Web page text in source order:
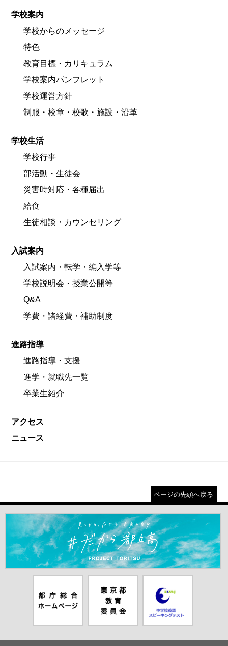
学校案内
学校からのメッセージ
特色
教育目標・カリキュラム
学校案内パンフレット
学校運営方針
制服・校章・校歌・施設・沿革
学校生活
学校行事
部活動・生徒会
災害時対応・各種届出
給食
生徒相談・カウンセリング
入試案内
入試案内・転学・編入学等
学校説明会・授業公開等
Q&A
学費・諸経費・補助制度
進路指導
進路指導・支援
進学・就職先一覧
卒業生紹介
アクセス
ニュース
ページの先頭へ戻る
＃だから都立高（別ウインドウが開きます）
ムページ（別
ウインドウが
員会（別ウイ
ンドウが開き
ピーキングテ
スト（別ウイ
ンドウが開き